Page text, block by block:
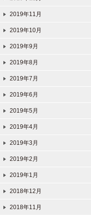
2019年11月
2019年10月
2019年9月
2019年8月
2019年7月
2019年6月
2019年5月
2019年4月
2019年3月
2019年2月
2019年1月
2018年12月
2018年11月